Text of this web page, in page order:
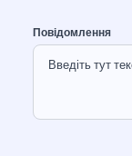
Повідомлення